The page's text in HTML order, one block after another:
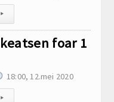
▸
foar 1
18:00, 12.mei 2020
▸